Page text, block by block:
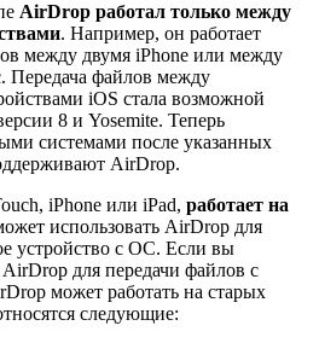
AirDrop работал только между
. Например, он работает
между двумя iPhone или между
Передача файлов между
iOS стала возможной
8 и Yosemite. Теперь
системами после указанных
AirDrop.
iPhone или iPad, работает на
использовать AirDrop для
устройство с ОС. Если вы
для передачи файлов с
может работать на старых
следующие: